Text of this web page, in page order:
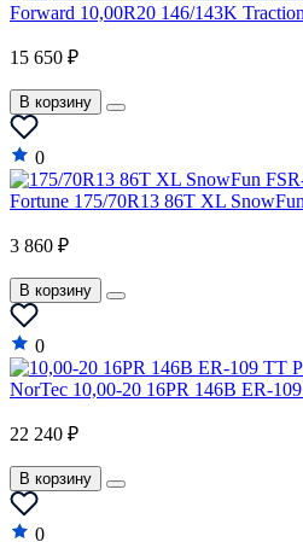
Genesis
GMC
Haval
Honda
Hyundai
Isuzu
Forward 10,00R20 146/143K
15 650 ₽
В корзину
0
Fortune 175/70R13 86T XL
3 860 ₽
В корзину
0
NorTec 10,00-20 16PR 146B ER-
22 240 ₽
В корзину
0